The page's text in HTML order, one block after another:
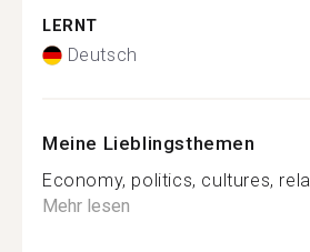
LERNT
Deutsch
Meine Lieblingsthemen
Economy, politics, cultures,
Mehr lesen